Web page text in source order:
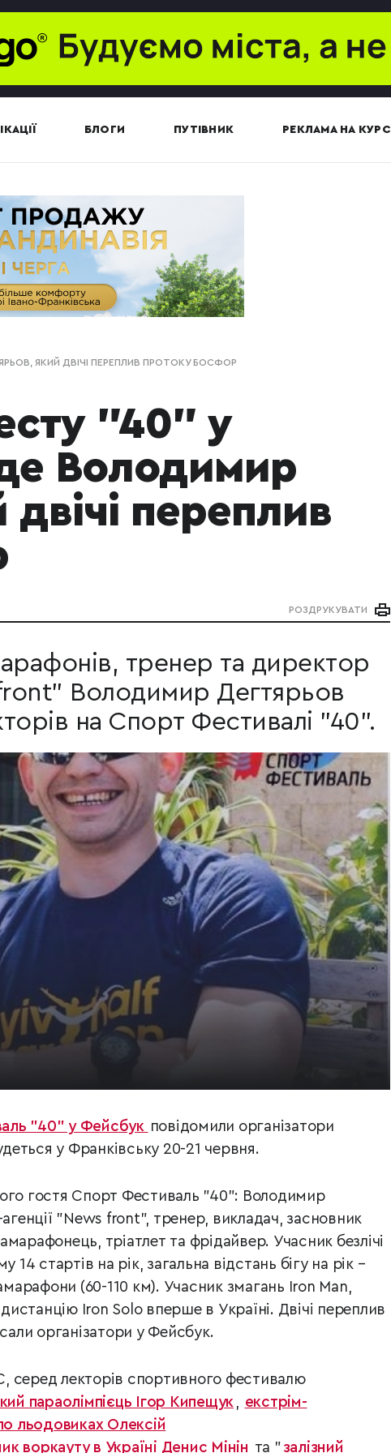
БЛОГИ ПУТІВНИК РЕКЛАМА НА КУРСІ
ЯКИЙ ДВІЧІ ПЕРЕПЛИВ ПРОТОКУ БОСФОР
"40" у
Володимир
переплив
РОЗДРУКУВАТИ
тренер та директор
front" Володимир Дегтярьов
на Спорт Фестивалі "40".
"40" у Фейсбук повідомили організатори
у Франківську 20-21 червня.
гостя Спорт Фестиваль "40": Володимир
"News front", тренер, викладач, засновник
тріатлет та фрідайвер. Учасник безлічі
14 стартів на рік, загальна відстань бігу на рік –
(60-110 км). Учасник змагань Iron Man,
Iron Solo вперше в Україні. Двічі переплив
організатори у Фейсбук.
серед лекторів спортивного фестивалю
параолімпієць Ігор Кипещук , екстрім-
льодовиках Олексій
воркауту в Україні Денис Мінін та " залізний